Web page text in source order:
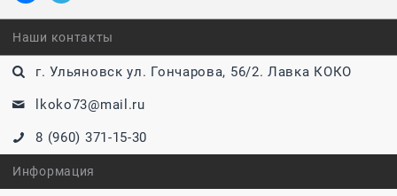
Наши контакты
г. Ульяновск ул. Гончарова, 56/2. Лавка КОКО
lkoko73@mail.ru
8 (960) 371-15-30
Информация